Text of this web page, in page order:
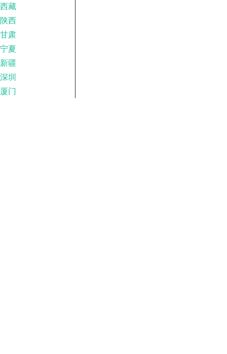
西藏
陕西
甘肃
宁夏
新疆
深圳
厦门